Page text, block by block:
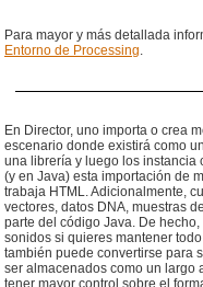
Para mayor y más detallada
Entorno de Processing.
En Director, uno importa o crea
escenario donde existirá como
una librería y luego los instancia
(y en Java) esta importación de
trabaja HTML. Adicionalmente,
vectores, datos DNA, muestras
parte del código Java. De
sonidos si quieres mantener
también puede convertirse para
ser almacenados como un largo
tener mayor control sobre el